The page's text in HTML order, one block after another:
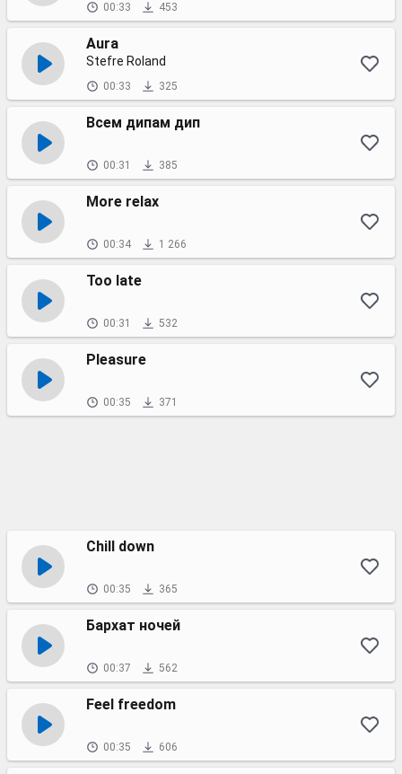
00:33 453
Aura
Stefre Roland
00:33 325
Всем дипам дип
00:31 385
More relax
00:34 1 266
Too late
00:31 532
Pleasure
00:35 371
Chill down
00:35 365
Бархат ночей
00:37 562
Feel freedom
00:35 606